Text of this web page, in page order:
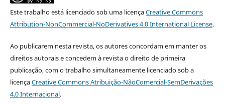
Este trabalho está licenciado sob uma licençaCreative Commons
Attribution-NonCommercial-NoDerivatives 4.0 International License.
Ao publicarem nesta revista, os autores concordam em manter os
direitos autorais e concedem à revista o direito de primeira
publicação, com o trabalho simultaneamente licenciado sob a
licençaCreative Commons Atribuição-NãoComercial-SemDerivações
4.0 Internacional.